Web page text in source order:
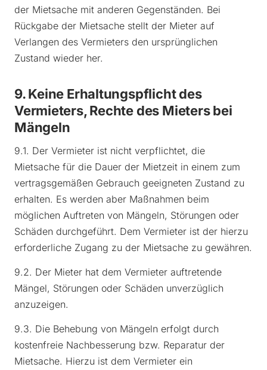
der Mietsache mit anderen Gegenständen. Bei
Rückgabe der Mietsache stellt der Mieter auf
Verlangen des Vermieters den ursprünglichen
Zustand wieder her.
9. Keine Erhaltungspflicht des
Vermieters, Rechte des Mieters bei
Mängeln
9.1. Der Vermieter ist nicht verpflichtet, die
Mietsache für die Dauer der Mietzeit in einem zum
vertragsgemäßen Gebrauch geeigneten Zustand zu
erhalten. Es werden aber Maßnahmen beim
möglichen Auftreten von Mängeln, Störungen oder
Schäden durchgeführt. Dem Vermieter ist der hierzu
erforderliche Zugang zu der Mietsache zu gewähren.
9.2. Der Mieter hat dem Vermieter auftretende
Mängel, Störungen oder Schäden unverzüglich
anzuzeigen.
9.3. Die Behebung von Mängeln erfolgt durch
kostenfreie Nachbesserung bzw. Reparatur der
Mietsache. Hierzu ist dem Vermieter ein